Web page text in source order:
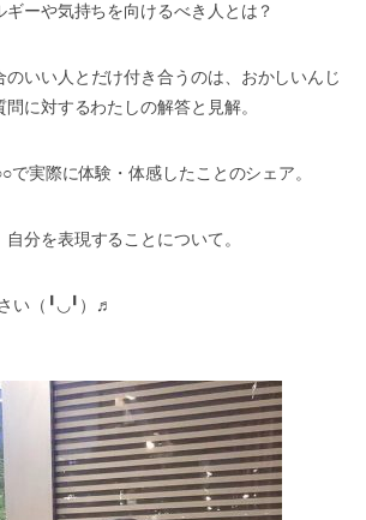
ギーや気持ちを向けるべき人とは？
のいい人とだけ付き合うのは、おかしいんじ
に対するわたしの解答と見解。
で実際に体験・体感したことのシェア。
分を表現することについて。
い（ ╹◡╹ ）♬